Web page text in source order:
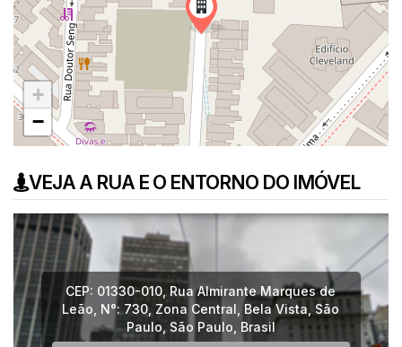
+
−
VEJA A RUA E O ENTORNO DO IMÓVEL
CEP: 01330-010, Rua Almirante Marques de
Leão N°:730 Zona Central Bela Vista São
Paulo São Paulo Brasil